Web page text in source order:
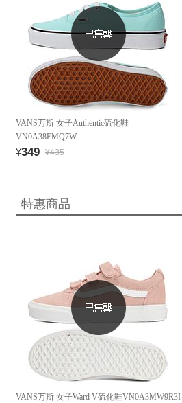
VANS万斯 女子Authentic硫化鞋
VN0A38EMQ7W
¥349 ¥435
特惠商品
VANS万斯 女子Ward V硫化鞋VN0A3MW9R3I